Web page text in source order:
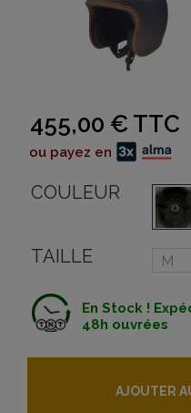
455,00 € TTC
ou payez en
COULEUR
TAILLE
En Stock !
48h ouvrées
AJOUTER